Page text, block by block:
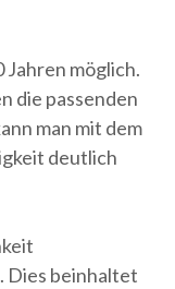
Jahren möglich.
die passenden
man mit dem
deutlich
Dies beinhaltet